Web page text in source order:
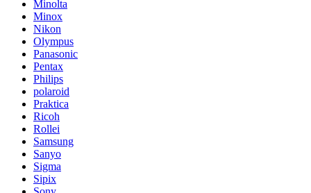
Minolta
Minox
Nikon
Olympus
Panasonic
Pentax
Philips
polaroid
Praktica
Ricoh
Rollei
Samsung
Sanyo
Sigma
Sipix